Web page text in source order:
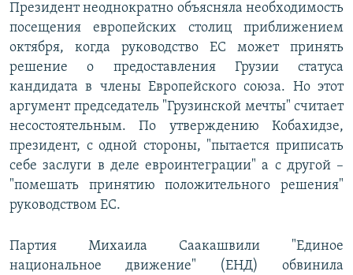
Президент неоднократно объясняла необходимость
посещения европейских столиц приближением
октября, когда руководство ЕС может принять
решение о предоставления Грузии статуса
кандидата в члены Европейского союза. Но этот
аргумент председатель "Грузинской мечты" считает
несостоятельным. По утверждению Кобахидзе,
президент, с одной стороны, "пытается приписать
себе заслуги в деле евроинтеграции" а с другой –
"помешать принятию положительного решения"
руководством ЕС.
Партия Михаила Саакашвили "Единое
национальное движение" (ЕНД) обвинила